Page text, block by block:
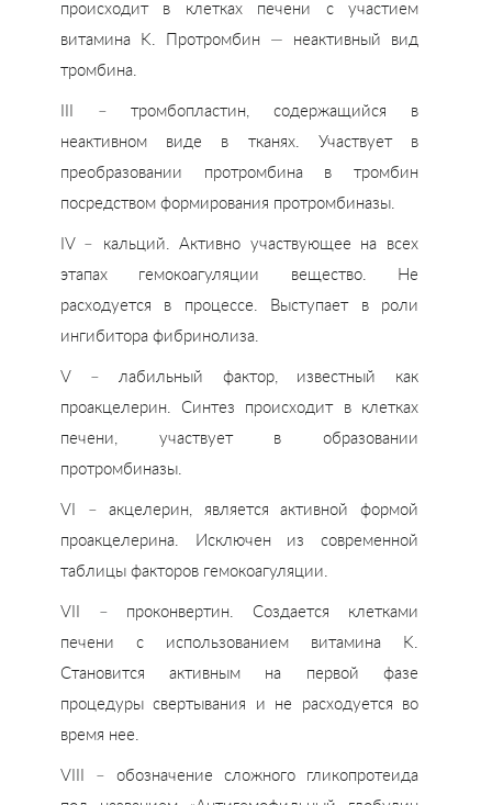
происходит в клетках печени с участием
витамина K. Протромбин — неактивный вид
тромбина.
III – тромбопластин, содержащийся в
неактивном виде в тканях. Участвует в
преобразовании протромбина в тромбин
посредством формирования протромбиназы.
IV – кальций. Активно участвующее на всех
этапах гемокоагуляции вещество. Не
расходуется в процессе. Выступает в роли
ингибитора фибринолиза.
V – лабильный фактор, известный как
проакцелерин. Синтез происходит в клетках
печени, участвует в образовании
протромбиназы.
VI – акцелерин, является активной формой
проакцелерина. Исключен из современной
таблицы факторов гемокоагуляции.
VII – проконвертин. Создается клетками
печени с использованием витамина K.
Становится активным на первой фазе
процедуры свертывания и не расходуется во
время нее.
VIII – обозначение сложного гликопротеида